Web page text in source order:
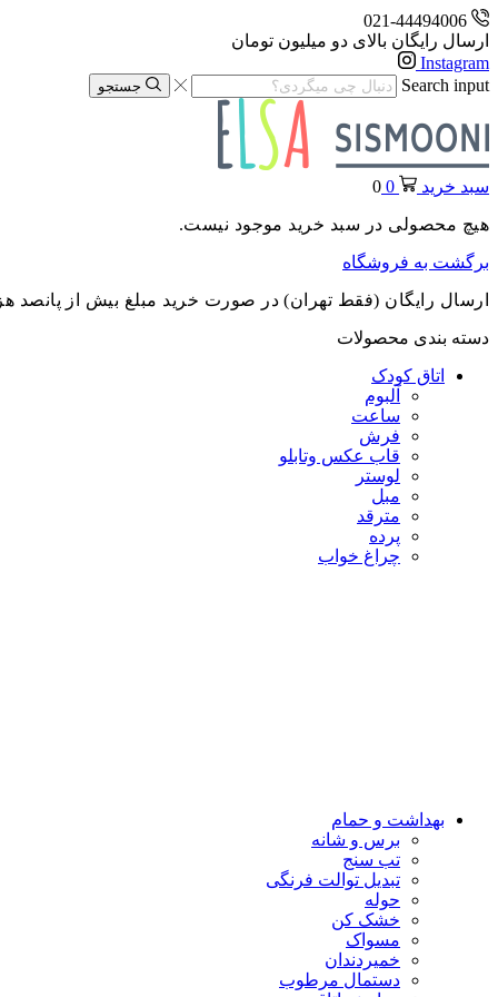
021-44494006
ارسال رایگان بالای دو میلیون تومان
Instagram
Search input
جستجو
سبد خرید 0
0
هیچ محصولی در سبد خرید موجود نیست.
برگشت به فروشگاه
ارسال رایگان (فقط تهران) در صورت خرید مبلغ بیش از پانصد
دسته بندی محصولات
اتاق کودک
آلبوم
ساعت
فرش
قاب عکس وتابلو
لوستر
مبل
مترقد
پرده
چراغ خواب
بهداشت و حمام
برس و شانه
تب سنج
تبدیل توالت فرنگی
حوله
خشک کن
مسواک
خمیردندان
دستمال مرطوب